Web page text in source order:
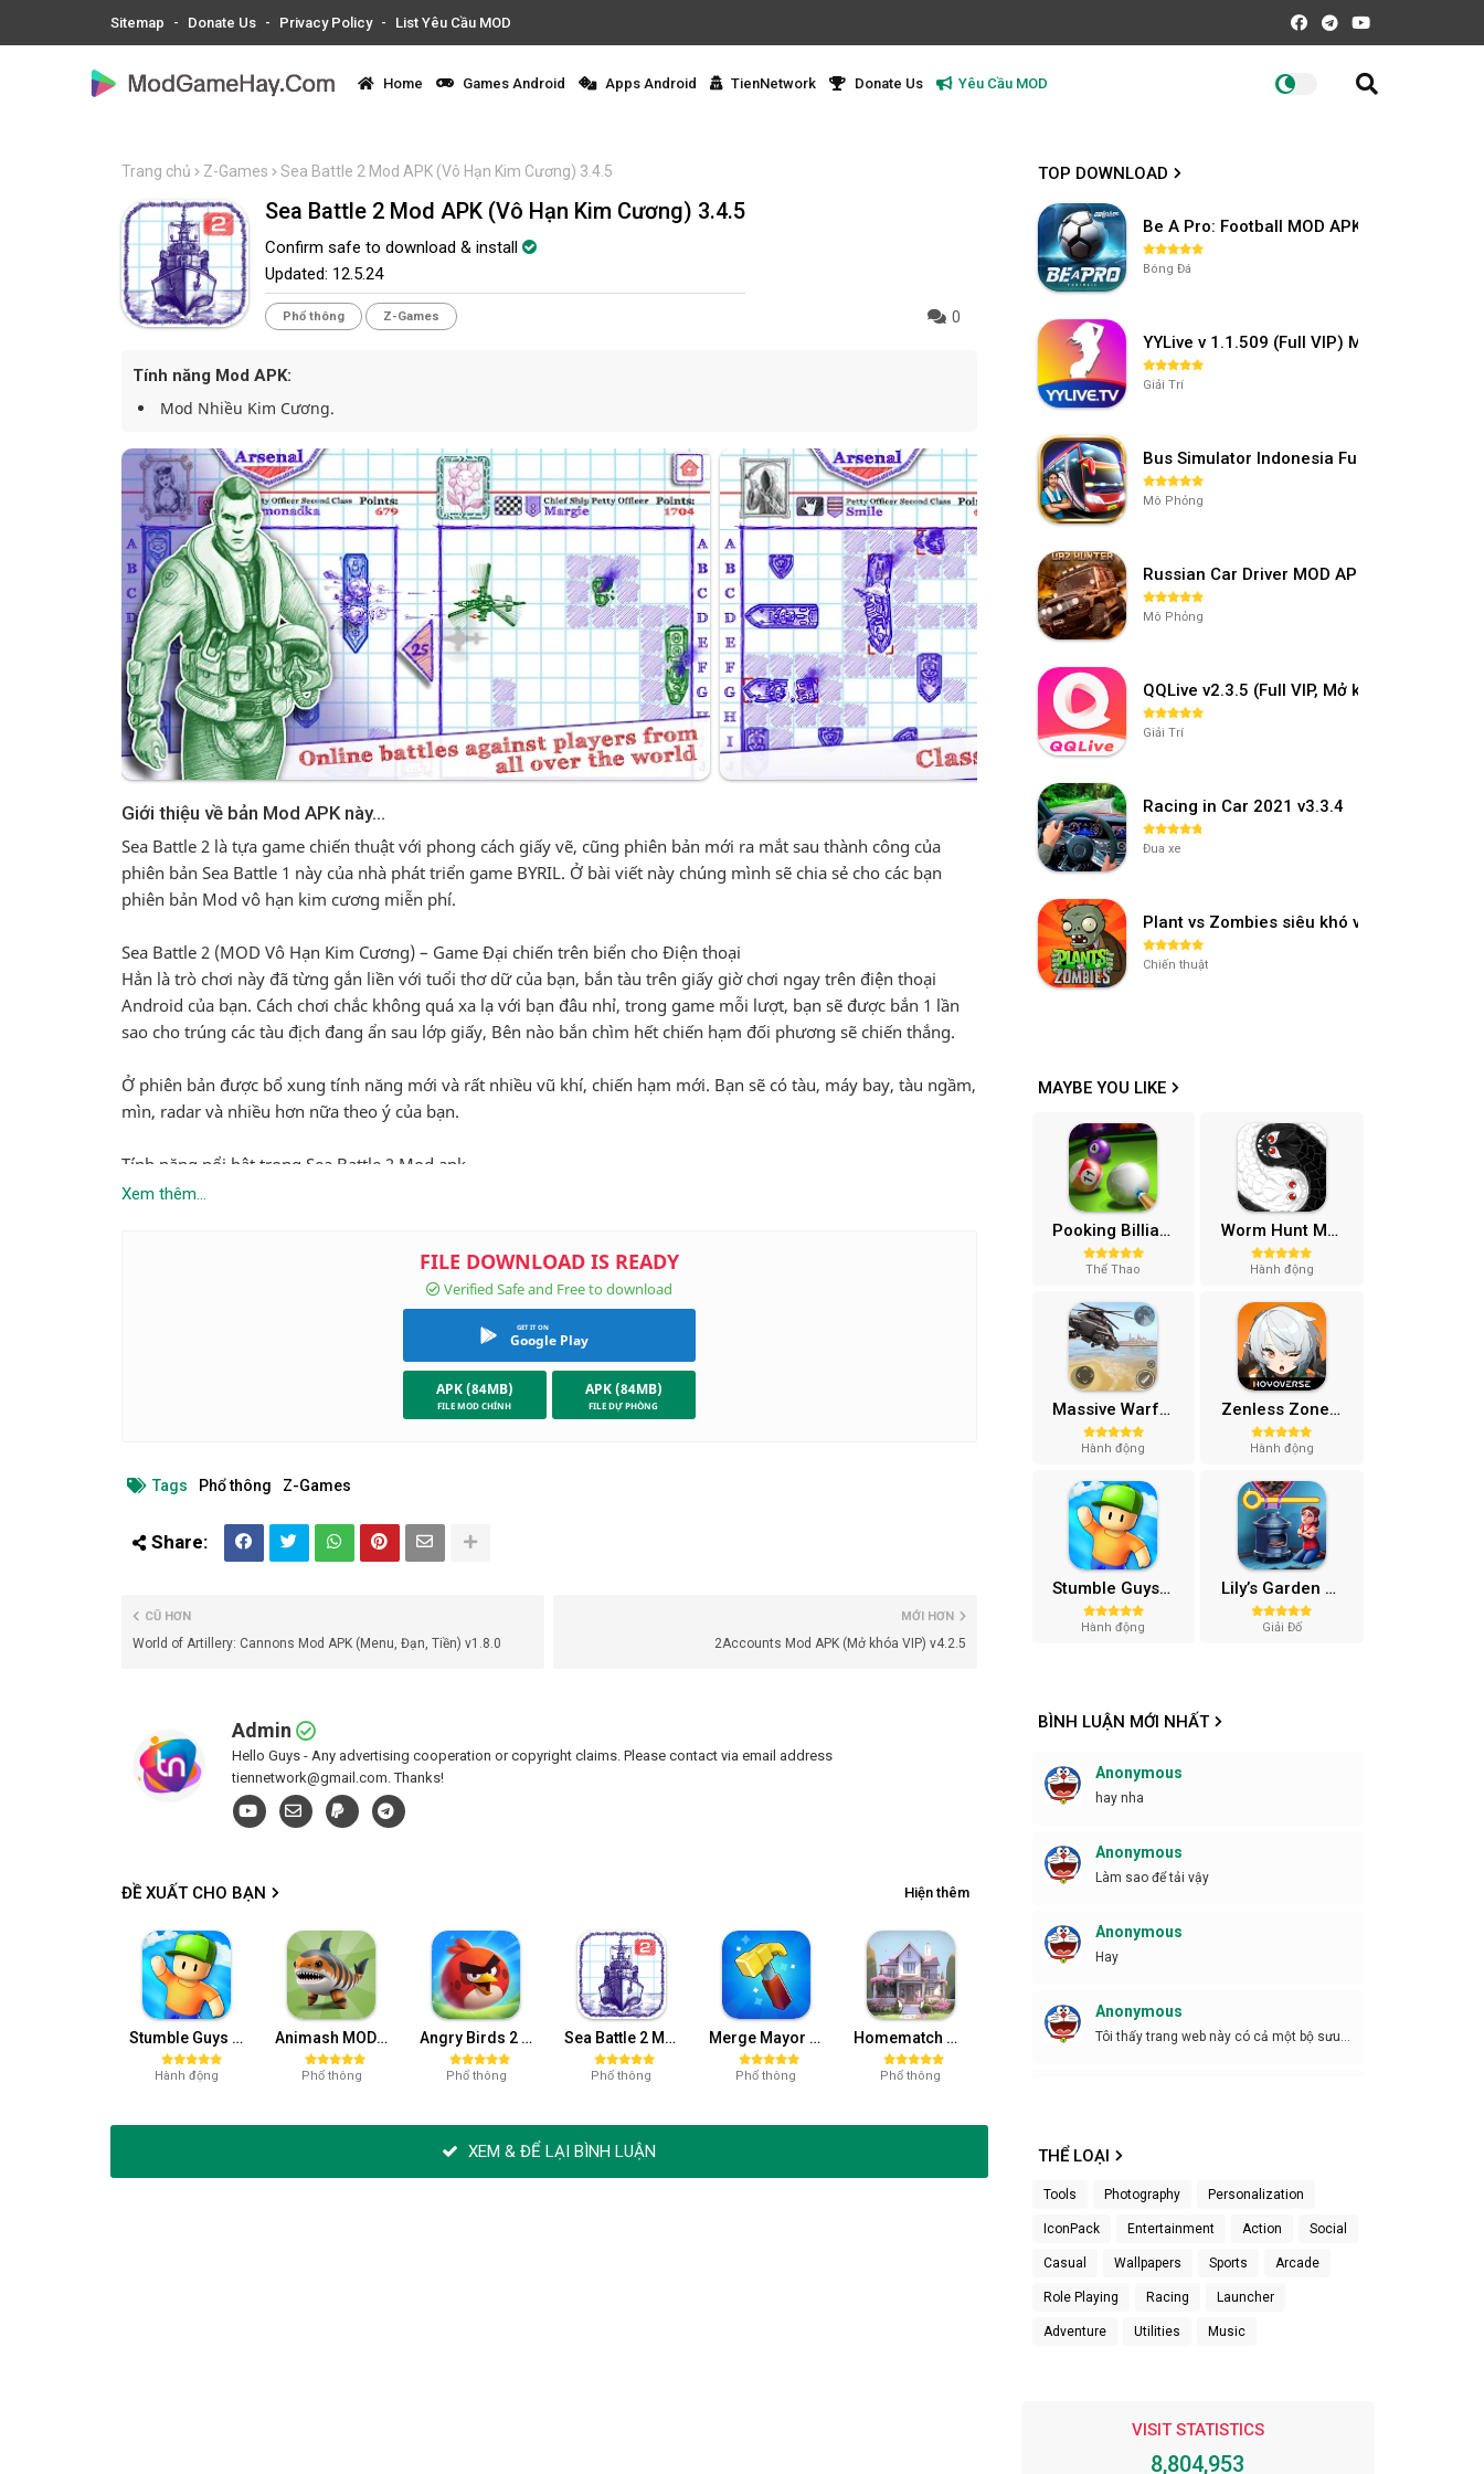
Sitemap Donate Us Privacy Policy List Yêu Cầu MOD
Home Games Android Apps Android TienNetwork Donate Us Yêu Cầu MOD
Trang chủ Z-Games Sea Battle 2 Mod APK (Vô Hạn Kim Cương) 3.4.5
Sea Battle 2 Mod APK (Vô Hạn Kim Cương) 3.4.5
Confirm safe to download & install
Updated: 12.5.24
Phổ thông Z-Games 0
Tính năng Mod APK:
Mod Nhiều Kim Cương.
Sea Battle 2 là tựa game chiến thuật với phong cách giấy vẽ, cũng phiên bản mới ra mắt sau thành công của
phiên bản Sea Battle 1 này của nhà phát triển game BYRIL. Ở bài viết này chúng mình sẽ chia sẻ cho các bạn
phiên bản Mod vô hạn kim cương miễn phí.
Sea Battle 2 (MOD Vô Hạn Kim Cương) – Game Đại chiến trên biển cho Điện thoại
Hẳn là trò chơi này đã từng gắn liền với tuổi thơ dữ của bạn, bắn tàu trên giấy giờ chơi ngay trên điện thoại
Android của bạn. Cách chơi chắc không quá xa lạ với bạn đâu nhỉ, trong game mỗi lượt, bạn sẽ được bắn 1 lần
sao cho trúng các tàu địch đang ẩn sau lớp giấy, Bên nào bắn chìm hết chiến hạm đối phương sẽ chiến thắng.
Ở phiên bản được bổ xung tính năng mới và rất nhiều vũ khí, chiến hạm mới. Bạn sẽ có tàu, máy bay, tàu ngầm,
mìn, radar và nhiều hơn nữa theo ý của bạn.
Tính năng nổi bật trong Sea Battle 2 Mod apk
Lối chơi quen thuộc mà tuổi thơ của mỗi người đã từng chơi
Chọn chế độ trò chơi cổ điển hoặc nâng cao. Sửa kho vũ khí của bạn khi cần thiết.
Tải game Sea Battle 2 để khám phá tiếp nhé các bạn
Xem thêm...
Google Play
APK (84MB) APK (84MB)
Tags Phổ thông Z-Games
MỚI HƠN
2Accounts Mod APK (Mở khóa VIP) v4.2.5
CŨ HƠN
World of Artillery: Cannons Mod APK (Menu, Đạn, Tiền) v1.8.0
Admin
Hello Guys - Any advertising cooperation or copyright claims. Please contact via email address
tiennetwork@gmail.com. Thanks!
ĐỀ XUẤT CHO BẠN Hiện thêm
Stumble Guys MOD APK (Unlocked All, Mega Menu) v0.74.1
Hành động
Animash MOD APK (Mở khóa) v147
Phổ thông
Angry Birds 2 Mod APK (Vô Hạn Tiền, Năng lượng) v3.22.0
Phổ thông
Sea Battle 2 Mod APK (Vô Hạn Kim Cương) 3.4.5
Phổ thông
Merge Mayor Mod APK (Mở Khoá, Năng Lượng) 4.45.21
Phổ thông
Homematch Home Design Game Mod APK (Full Tiền) 1.95.2
Phổ thông
XEM & ĐỂ LẠI BÌNH LUẬN
TOP DOWNLOAD
Be A Pro: Football MOD APK (Vô Hạn Tiền)
Bóng Đá
YYLive v 1.1.509 (Full VIP) Mở khóa phòng
Giải Trí
Bus Simulator Indonesia Full Mod APK
Mô Phỏng
Russian Car Driver MOD APK v0.9.98
Mô Phỏng
QQLive v2.3.5 (Full VIP, Mở khóa phòng)
Giải Trí
Racing in Car 2021 v3.3.4
Đua xe
Plant vs Zombies siêu khó v3.4.0
Chiến thuật
MAYBE YOU LIKE
Pooking Billiards City MOD APK (Menu, Full Tiền, Đường Kẻ) v3.0.84
Thể Thao
Worm Hunt Mod APK (Vô hạn tiền) v3.9.5
Hành động
Massive Warfare: Tăng chiến Mod APK v1.81.432
Hành động
Zenless Zone Zero-Gamota Mod APK 1.0.0
Hành động
Stumble Guys MOD APK (Unlocked All, Mega Menu) v0.74.1
Hành động
Lily’s Garden Mod APK (Vô Hạn Tiền, Sao) v2.95.1
Giải Đố
BÌNH LUẬN MỚI NHẤT
Anonymous
hay nha
Anonymous
Làm sao để tải vậy
Anonymous
Hay
Anonymous
Tôi thấy trang web này có cả một bộ sưu
Anonymous
Bro tht sự kiên trì")
Kiêng trì z
Anonymous
Đã tải lên rồi làm các bước thì cho đi không
THỂ LOẠI
Tools Photography Personalization
IconPack Entertainment Action Social
Casual Wallpapers Sports Arcade
Role Playing Racing Launcher
Adventure Utilities Music
VISIT STATISTICS
8,804,953